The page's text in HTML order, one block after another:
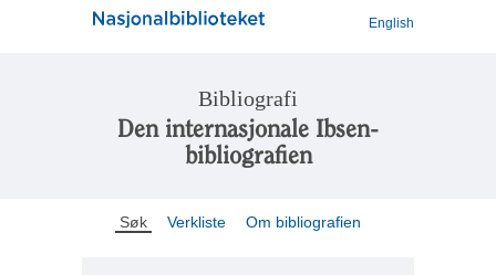
English
Bibliografi
Den internasjonale Ibsen-
bibliografien
Søk Verkliste Om bibliografien